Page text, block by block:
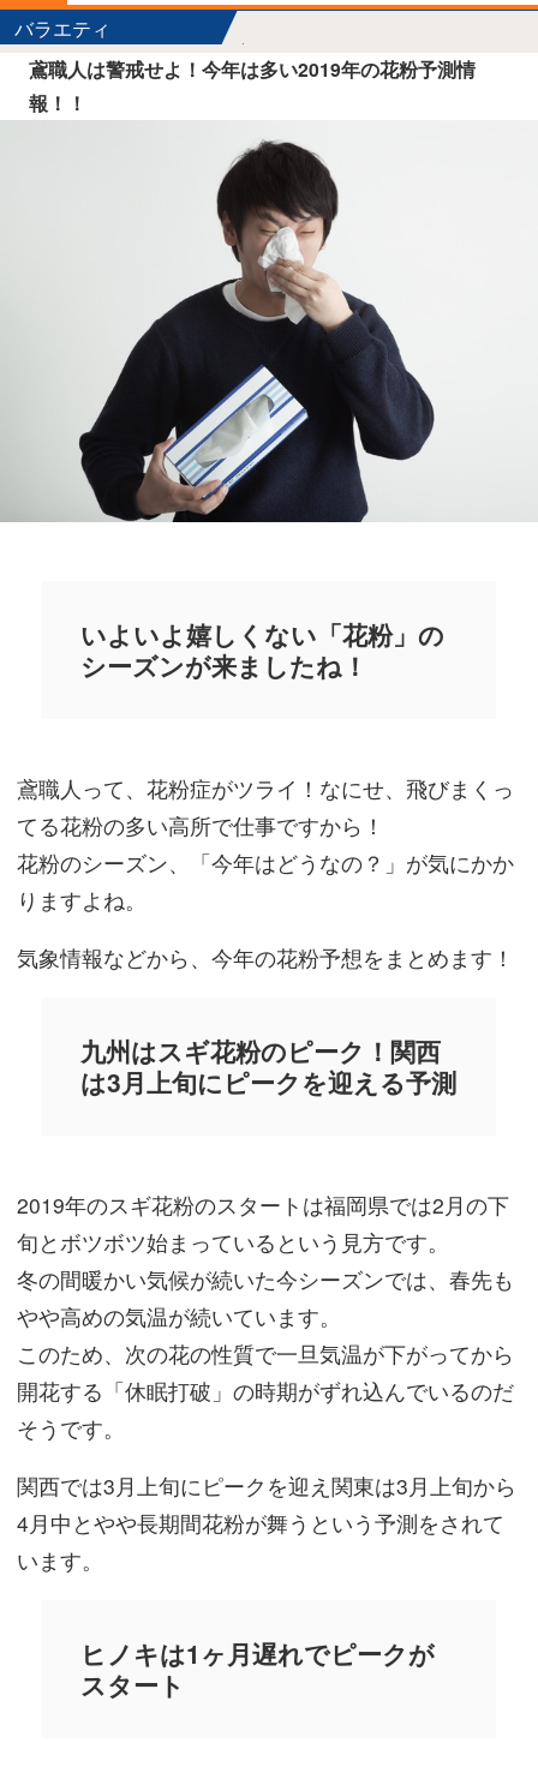
バラエティ
鳶職人は警戒せよ！今年は多い2019年の花粉予測情
報！！
いよいよ嬉しくない「花粉」の
シーズンが来ましたね！
鳶職人って、花粉症がツライ！なにせ、飛びまくっ
てる花粉の多い高所で仕事ですから！
花粉のシーズン、「今年はどうなの？」が気にかか
りますよね。
気象情報などから、今年の花粉予想をまとめます！
九州はスギ花粉のピーク！関西
は3月上旬にピークを迎える予測
2019年のスギ花粉のスタートは福岡県では2月の下
旬とボツボツ始まっているという見方です。
冬の間暖かい気候が続いた今シーズンでは、春先も
やや高めの気温が続いています。
このため、次の花の性質で一旦気温が下がってから
開花する「休眠打破」の時期がずれ込んでいるのだ
そうです。
関西では3月上旬にピークを迎え関東は3月上旬から
4月中とやや長期間花粉が舞うという予測をされて
います。
ヒノキは1ヶ月遅れでピークが
スタート